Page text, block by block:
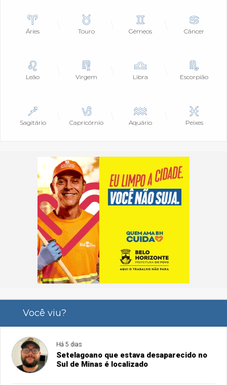
Áries Touro Gêmeos Câncer
Leão Virgem Libra Escorpião
Sagitário Capricórnio Aquário Peixes
Você viu?
Há 5 dias
Setelagoano que estava desaparecido no
Sul de Minas é localizado